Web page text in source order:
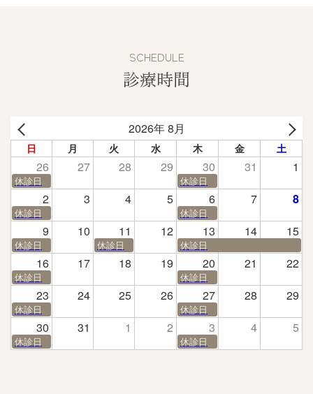
SCHEDULE
診療時間
2026年 8月
日 月 火 水 木 金 土
26 27 28 29 30 31 1
休診日 休診日
2 3 4 5 6 7 8
休診日 休診日
9 10 11 12 13 14 15
休診日 休診日 休診日
16 17 18 19 20 21 22
休診日 休診日
23 24 25 26 27 28 29
休診日 休診日
30 31 1 2 3 4 5
休診日 休診日